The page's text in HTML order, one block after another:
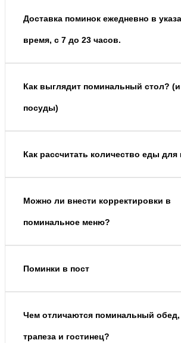
Доставка поминок ежедневно в
время, с 7 до 23 часов.
Как выглядит поминальный стол?
посуды)
Как рассчитать количество еды для
Можно ли внести корректировки в
поминальное меню?
Поминки в пост
Чем отличаются поминальный обед,
трапеза и гостинец?